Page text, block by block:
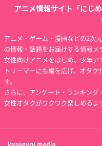
アニメ情報サイト「にじ
アニメ・ゲーム・漫画などの2次
の情報・話題をお届けする情報メ
女性向けアニメをはじめ、少年ア
トリーマーにも幅を広げ、オタ
す。
さらに、アンケート・ランキング
女性オタクがワクワク楽しめるよ
kusuguru media